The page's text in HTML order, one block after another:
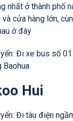
nhất ở thành phố
cửa hàng lớn,
ở đây
Đi xe bus số
Baohua
Hui
Đi tàu điện